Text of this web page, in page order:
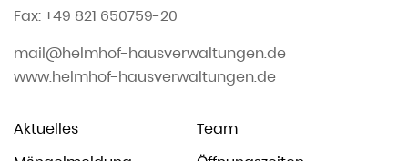
Fax: +49 821 650759-20
mail@helmhof-hausverwaltungen.de
www.helmhof-hausverwaltungen.de
Aktuelles
Team